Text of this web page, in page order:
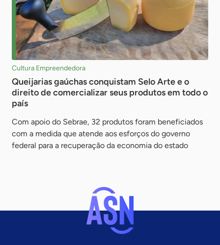
Cultura Empreendedora
Queijarias gaúchas conquistam Selo Arte e o
direito de comercializar seus produtos em todo o
país
Com apoio do Sebrae, 32 produtos foram beneficiados
com a medida que atende aos esforços do governo
federal para a recuperação da economia do estado